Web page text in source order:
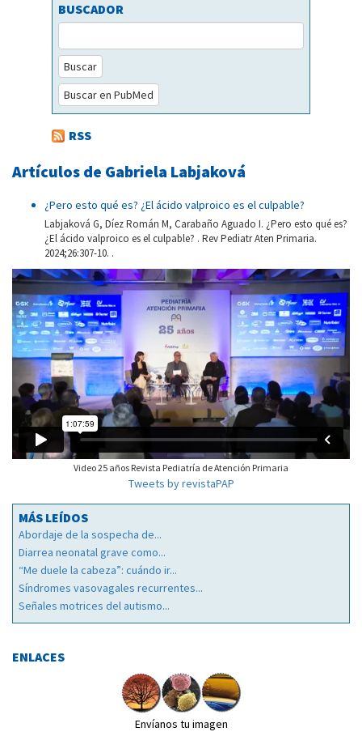
BUSCADOR
Buscar
Buscar en PubMed
RSS
Artículos de Gabriela Labjaková
¿Pero esto qué es? ¿El ácido valproico es el culpable?
Labjaková G, Díez Román M, Carabaño Aguado I. ¿Pero esto qué es?
¿El ácido valproico es el culpable? . Rev Pediatr Aten Primaria.
2024;26:307-10. .
Video 25 años Revista Pediatría de Atención Primaria
Tweets by revistaPAP
MÁS LEÍDOS
Abordaje de la sospecha de...
Diarrea neonatal grave como...
“Me duele la cabeza”: cuándo ir...
Síndromes vasovagales recurrentes...
Señales motrices del autismo...
ENLACES
Envíanos tu imagen